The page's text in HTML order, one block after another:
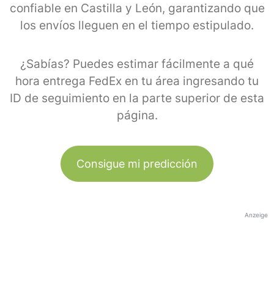
confiable en Castilla y León, garantizando que
los envíos lleguen en el tiempo estipulado.
¿Sabías? Puedes estimar fácilmente a qué
hora entrega FedEx en tu área ingresando tu
ID de seguimiento en la parte superior de esta
página.
Consigue mi predicción
Anzeige